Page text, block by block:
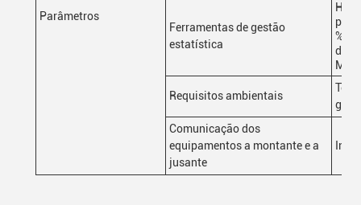
Parâmetros
Ferramentas de gestão
estatística
pk,
Requisitos ambientais
Comunicação dos
equipamentos a montante e a
jusante